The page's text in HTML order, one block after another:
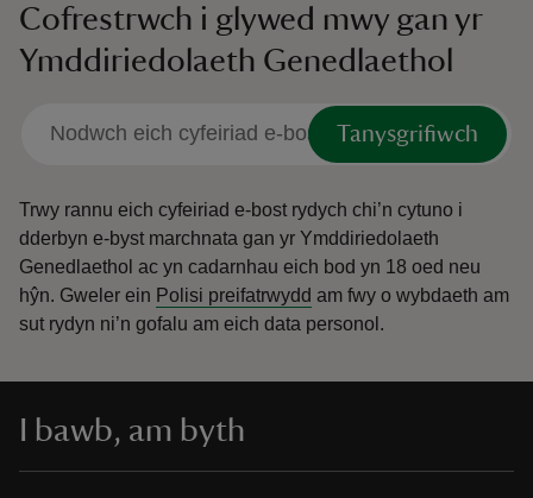
Cofrestrwch i glywed mwy gan yr
Ymddiriedolaeth Genedlaethol
Tanysgrifiwch
Trwy rannu eich cyfeiriad e-bost rydych chi’n cytuno i
dderbyn e-byst marchnata gan yr Ymddiriedolaeth
Genedlaethol ac yn cadarnhau eich bod yn 18 oed neu
hŷn. Gweler ein Polisi preifatrwydd am fwy o wybdaeth am
sut rydyn ni’n gofalu am eich data personol.
I bawb, am byth